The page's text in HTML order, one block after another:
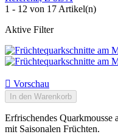
1 - 12 von 17 Artikel(n)
Aktive Filter
 Vorschau
In den Warenkorb
Erfrischendes
mit Saisonalen Früchten.